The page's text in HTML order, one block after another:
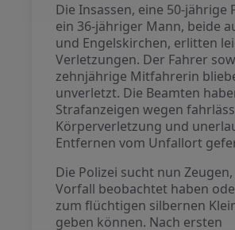
Die Insassen, eine 50-jährige
ein 36-jähriger Mann, beide
und Engelskirchen, erlitten
Verletzungen. Der Fahrer
zehnjährige Mitfahrerin
unverletzt. Die Beamten
Strafanzeigen wegen
Körperverletzung und
Entfernen vom Unfallort
Die Polizei sucht nun
Vorfall beobachtet haben
zum flüchtigen silbernen
geben können. Nach ersten